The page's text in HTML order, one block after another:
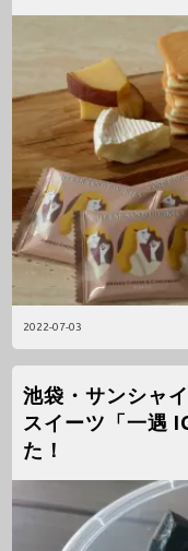
2022-07-03
池袋・サンシャ
スイーツ「一遇
た！